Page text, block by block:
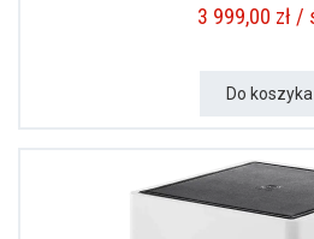
3 999,00 zł /
Do koszyka